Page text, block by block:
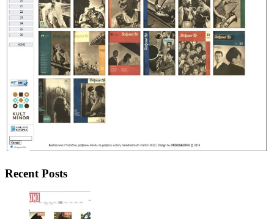
Recent Posts